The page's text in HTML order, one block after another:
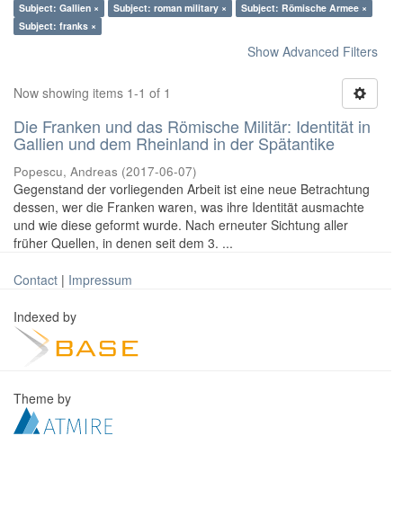
Subject: Gallien ×
Subject: roman military ×
Subject: Römische Armee ×
Subject: franks ×
Show Advanced Filters
Now showing items 1-1 of 1
Die Franken und das Römische Militär: Identität in
Gallien und dem Rheinland in der Spätantike
Popescu, Andreas (2017-06-07)
Gegenstand der vorliegenden Arbeit ist eine neue Betrachtung
dessen, wer die Franken waren, was ihre Identität ausmachte
und wie diese geformt wurde. Nach erneuter Sichtung aller
früher Quellen, in denen seit dem 3. ...
Contact | Impressum
Indexed by
Theme by